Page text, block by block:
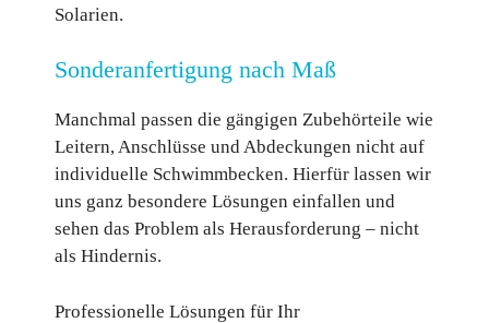
Solarien.
Sonderanfertigung nach Maß
Manchmal passen die gängigen Zubehörteile wie
Leitern, Anschlüsse und Abdeckungen nicht auf
individuelle Schwimmbecken. Hierfür lassen wir
uns ganz besondere Lösungen einfallen und
sehen das Problem als Herausforderung – nicht
als Hindernis.
Professionelle Lösungen für Ihr